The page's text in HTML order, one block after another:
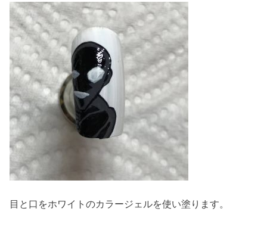
目と口をホワイトのカラージェルを使い塗ります。